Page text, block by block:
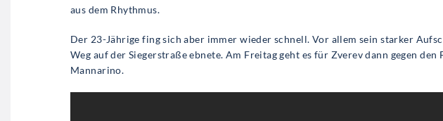
aus dem Rhythmus.
Der 23-Jährige fing sich aber immer wieder schnell. Vor allem sein starker
Weg auf der Siegerstraße ebnete. Am Freitag geht es für Zverev dann gegen den
Mannarino.